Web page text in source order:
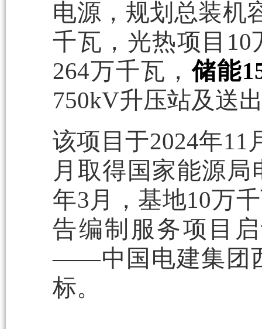
电源，规划总装机
千瓦，光热项目10
264万千瓦，储能
750kV升压站及送
该项目于2024年11
月取得国家能源
年3月，基地10万
告编制服务项目
——中国电建集团
标。